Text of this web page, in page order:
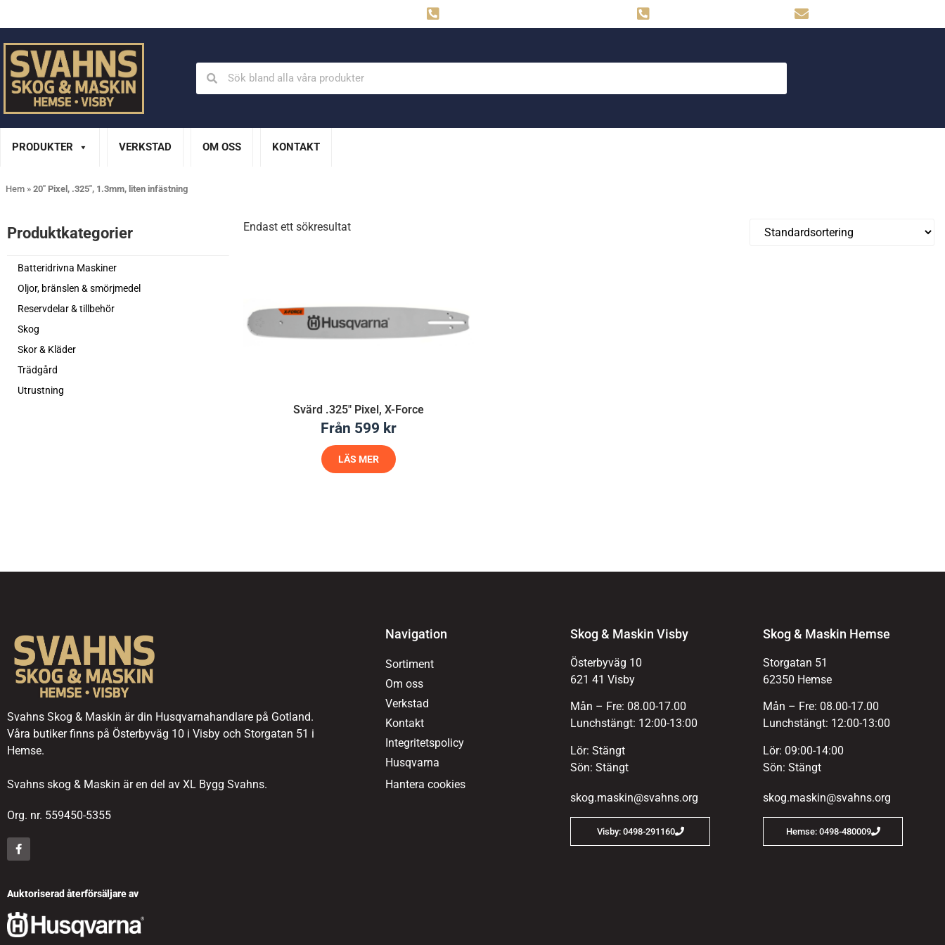
PRODUKTER VERKSTAD OM OSS KONTAKT
Hem » 20" Pixel, .325", 1.3mm, liten infästning
Produktkategorier​
Batteridrivna Maskiner
Oljor, bränslen & smörjmedel
Reservdelar & tillbehör
Skog
Skor & Kläder
Trädgård
Utrustning
Endast ett sökresultat
Svärd .325″ Pixel, X-Force
Från 599 kr
LÄS MER
Svahns Skog & Maskin är din Husqvarnahandlare på Gotland.
Våra butiker finns på Österbyväg 10 i Visby och Storgatan 51 i
Hemse.
Svahns skog & Maskin är en del av XL Bygg Svahns.
Org. nr. 559450-5355
Auktoriserad återförsäljare av
Navigation
Sortiment
Om oss
Verkstad
Kontakt
Integritetspolicy
Husqvarna
Hantera cookies
Skog & Maskin Visby
Österbyväg 10
621 41 Visby
Mån – Fre: 08.00-17.00
Lunchstängt: 12:00-13:00
Lör: Stängt
Sön: Stängt
skog.maskin@svahns.org
Visby: 0498-291160
Skog & Maskin Hemse
Storgatan 51
62350 Hemse
Mån – Fre: 08.00-17.00
Lunchstängt: 12:00-13:00
Lör: 09:00-14:00
Sön: Stängt
skog.maskin@svahns.org
Hemse: 0498-480009